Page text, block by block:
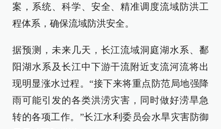
案，系统、科学、安全、精准调度流域防洪工
程体系，确保流域防洪安全。
据预测，未来几天，长江流域洞庭湖水系、鄱
阳湖水系及长江中下游干流附近支流河流将出
现明显涨水过程。“接下来将重点防范局地强降
雨可能引发的各类洪涝灾害，同时做好涝旱急
转的各项工作。”长江水利委员会水旱灾害防御